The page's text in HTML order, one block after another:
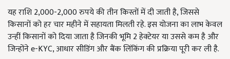
यह राशि 2,000-2,000 रुपये की तीन किस्तों में दी जाती है, जिससे
किसानों को हर चार महीने में सहायता मिलती रहे. इस योजना का लाभ केवल
उन्हीं किसानों को दिया जाता है जिनकी भूमि 2 हेक्टेयर या उससे कम है और
जिन्होंने e-KYC, आधार सीडिंग और बैंक लिंकिंग की प्रक्रिया पूरी कर ली है.